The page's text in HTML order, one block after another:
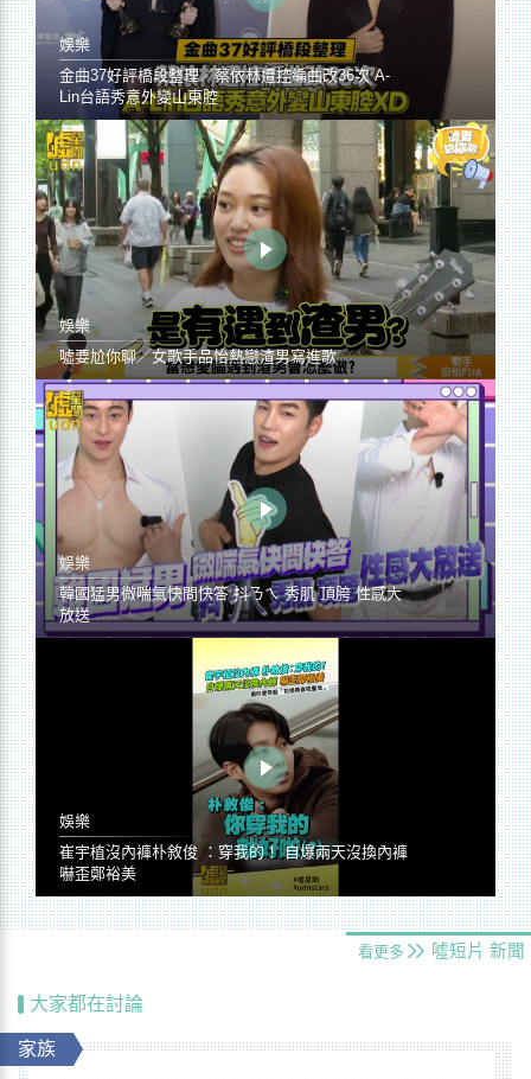
娛樂
金曲37好評橋段整理／蔡依林遭控編曲改36次 A-
Lin台語秀意外變山東腔
娛樂
噓要尬你聊／女歌手品怡熱戀渣男寫進歌
娛樂
韓國猛男微喘氣快問快答 抖ㄋㄟ 秀肌 頂胯 性感大
放送
娛樂
崔宇植沒內褲朴敘俊 ：穿我的！ 自爆兩天沒換內褲
嚇歪鄭裕美
看更多 噓短片 新聞
大家都在討論
家族